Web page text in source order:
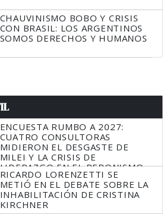
CHAUVINISMO BOBO Y CRISIS
CON BRASIL: LOS ARGENTINOS
SOMOS DERECHOS Y HUMANOS
ENCUESTA RUMBO A 2027:
CUATRO CONSULTORAS
MIDIERON EL DESGASTE DE
MILEI Y LA CRISIS DE
LIDERAZGO EN EL PERONISMO
RICARDO LORENZETTI SE
METIÓ EN EL DEBATE SOBRE LA
INHABILITACIÓN DE CRISTINA
KIRCHNER